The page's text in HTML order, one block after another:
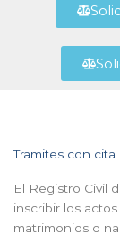
Tramites con
El Registro Civil
inscribir los
matrimonios o